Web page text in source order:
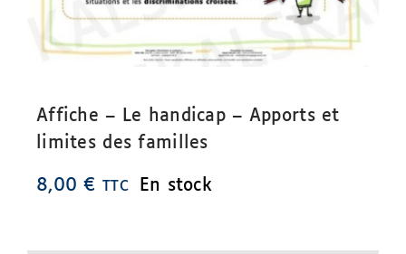
Affiche – Le handicap – Apports et
limites des familles
8,00€ TTC En stock